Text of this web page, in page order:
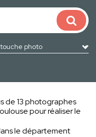
de 13 photographes
pour réaliser le
le département